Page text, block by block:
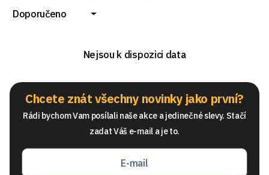
Instalace je snadná a rychlá, přičemž sklo zachovává
Doporučeno
Nejsou k dispozici data
Chcete znát všechny novinky jako první?
Rádi bychom Vam posílali naše akce a jedinečné slevy. Stačí
zadat Váš e-mail a je to.